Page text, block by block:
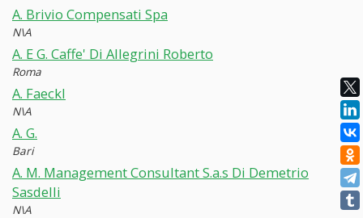
A. Brivio Compensati Spa
N\A
A. E G. Caffe' Di Allegrini Roberto
Roma
A. Faeckl
N\A
A. G.
Bari
A. M. Management Consultant S.a.s Di Demetrio
Sasdelli
N\A